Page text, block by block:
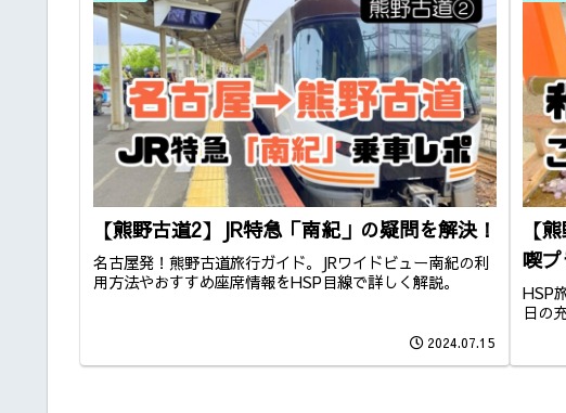
【熊野古道2】JR特急「南紀」の疑問を解決！
名古屋発！熊野古道旅行ガイド。JRワイドビュー南紀の利
用方法やおすすめ座席情報をHSP目線で詳しく解説。
2024.07.15
【
喫
HSP
日の